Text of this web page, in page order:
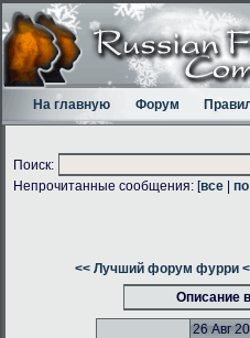
На главную Форум
Поиск:
Непрочитанные сообщения: [все
<< Лучший форум фурри
Описание
26 Авг